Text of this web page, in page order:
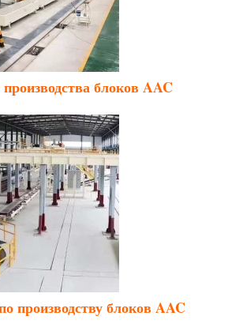
блоков AAC
производству блоков AAC